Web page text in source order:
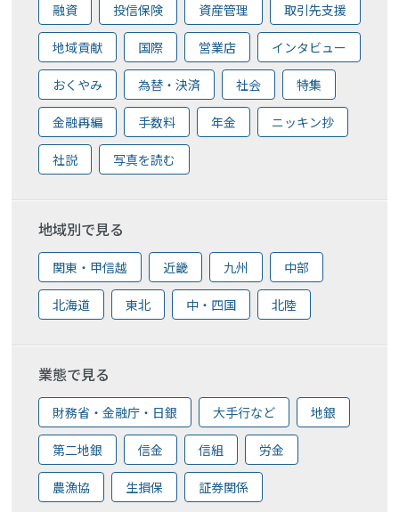
融資 投信保険 資産管理 取引先支援
地域貢献 国際 営業店 インタビュー
おくやみ 為替・決済 社会 特集
金融再編 手数料 年金 ニッキン抄
社説 写真を読む
地域別で見る
関東・甲信越 近畿 九州 中部
北海道 東北 中・四国 北陸
業態で見る
財務省・金融庁・日銀 大手行など 地銀
第二地銀 信金 信組 労金
農漁協 生損保 証券関係